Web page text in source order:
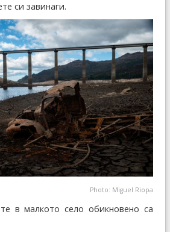
си завинаги.
Photo: Miguel Riopa
в малкото село обикновено са